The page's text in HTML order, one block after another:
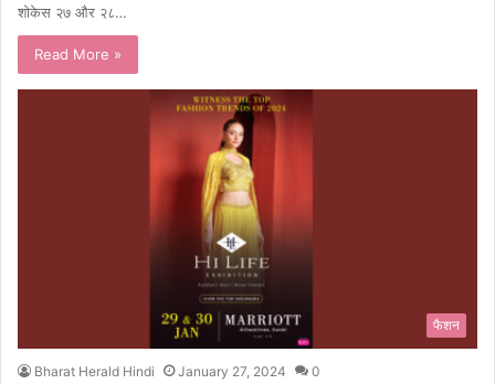
शोकेस २७ और २८…
Read More »
फैशन
Bharat Herald Hindi January 27, 2024 0